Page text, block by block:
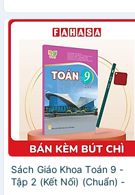
Sách Giáo Khoa Toán 9 -
Tập 2 (Kết Nối) (Chuẩn) -